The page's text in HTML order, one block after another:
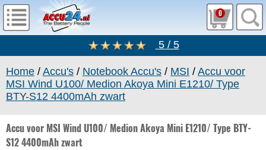
0
5 / 5
Home / Accu's / Notebook Accu's / MSI / Accu voor
MSI Wind U100/ Medion Akoya Mini E1210/ Type
BTY-S12 4400mAh zwart
Accu voor MSI Wind U100/ Medion Akoya Mini E1210/ Type BTY-
S12 4400mAh zwart